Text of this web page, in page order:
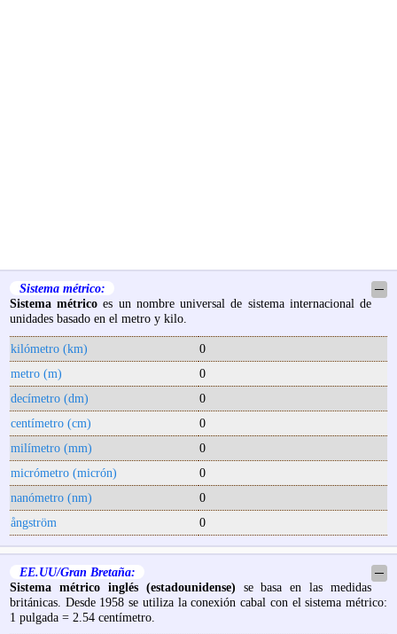
Sistema métrico:
─
Sistema métrico es un nombre universal de sistema internacional de
unidades basado en el metro y kilo.
kilómetro (km)
0
metro (m)
0
decímetro (dm)
0
centímetro (cm)
0
milímetro (mm)
0
micrómetro (micrón)
0
nanómetro (nm)
0
ångström
0
EE.UU/Gran Bretaña:
─
Sistema métrico inglés (estadounidense) se basa en las medidas
británicas. Desde 1958 se utiliza la conexión cabal con el sistema métrico:
1 pulgada = 2.54 centímetro.